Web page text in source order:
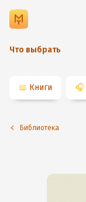
Что выбрать
📖 Книги 🎧
Библиотека